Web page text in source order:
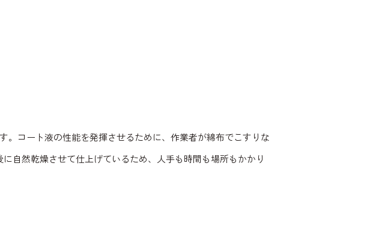
。コート液の性能を発揮させるために、作業者が綿布でこすりな
自然乾燥させて仕上げているため、人手も時間も場所もかかり